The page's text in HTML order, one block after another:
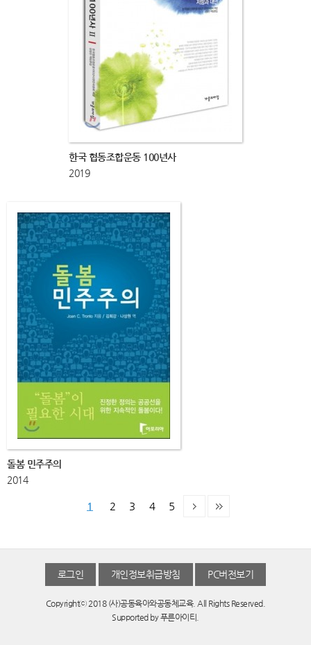
한국 협동조합운동 100년사
2019
돌봄 민주주의
2014
1 2 3 4 5
로그인 개인정보취급방침 PC버전보기
Copyrightⓒ 2018 (사)공동육아와공동체교육. All Rights Reserved.
Supported by푸른아이티.